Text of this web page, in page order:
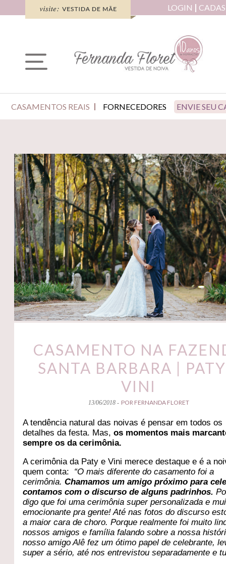
LOGIN
CASAMENTOS REAIS FORNECEDORES ENVIE SEU
CASAMENTO NA
SANTA BARBARA |
VINI
13/06/2018 - POR FERNANDA FLORET
A tendência natural das noivas é pensar em todos os
detalhes da festa. Mas,os momentos mais
sempre os da cerimônia.
A cerimônia da Paty e Vini merece destaque e é a
quem conta: “O mais diferente do casamento foi a
cerimônia.Chamamos um amigo próximo para
contamos com o discurso de alguns padrinhos.
digo que foi uma cerimônia super personalizada e
emocionante pra gente! Até nas fotos do discurso
a maior cara de choro. Porque realmente foi muito
nossos amigos e família falando sobre a nossa
nosso amigo Alê fez um ótimo papel de celebrante,
super a sério, até nos entrevistou separadamente e